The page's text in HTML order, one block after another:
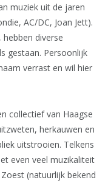
muziek uit de jaren
AC/DC, Joan Jett).
hebben diverse
gestaan. Persoonlijk
verrast en wil hier
collectief van Haagse
herkauwen en
uitstrooien. Telkens
even veel muzikaliteit
(natuurlijk bekend